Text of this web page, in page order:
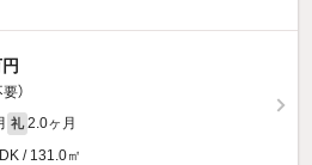
）
礼 2.0ヶ月
/ 131.0㎡